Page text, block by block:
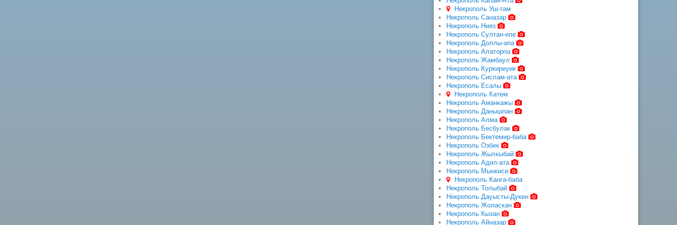
Некрополь Уш-там
Некрополь Саназар
Некрополь Нияз
Некрополь Султан-епе
Некрополь Доллы-апа
Некрополь Алаторпа
Некрополь Жамбаул
Некрополь Куркиреуик
Некрополь Сислам-ата
Некрополь Есалы
Некрополь Катем
Некрополь Аманкажы
Некрополь Данышпан
Некрополь Алма
Некрополь Бесбулак
Некрополь Бектемир-баба
Некрополь Озбек
Некрополь Жылкыбай
Некрополь Адил-ата
Некрополь Мынкиси
Некрополь Канга-баба
Некрополь Толыбай
Некрополь Дауысты-Дукен
Некрополь Жоласкан
Некрополь Кызан
Некрополь Айназар